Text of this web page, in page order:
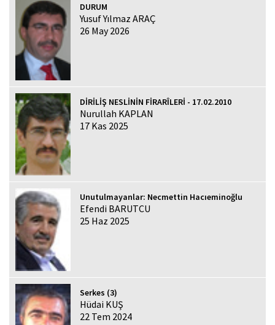
DURUM
Yusuf Yılmaz ARAÇ
26 May 2026
DİRİLİŞ NESLİNİN FİRARÎLERİ - 17.02.2010
Nurullah KAPLAN
17 Kas 2025
Unutulmayanlar: Necmettin Hacıeminoğlu
Efendi BARUTCU
25 Haz 2025
Serkes (3)
Hüdai KUŞ
22 Tem 2024